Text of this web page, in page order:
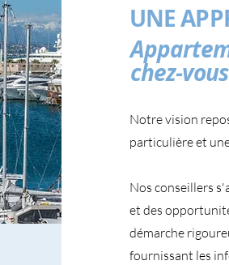
UNE
chez-vous
Notre vision
particulière et
Nos conseillers
et des
démarche
fournissant les